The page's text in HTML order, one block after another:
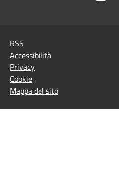
RSS
Accessibilità
Privacy
Cookie
Mappa del sito